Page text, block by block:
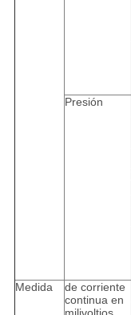
Presión
Medida
de corriente
continua en